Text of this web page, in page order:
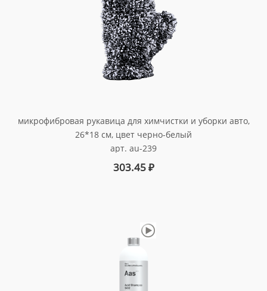
микрофибровая рукавица для химчистки и уборки авто,
26*18 см, цвет черно-белый
арт. au-239
303.45₽